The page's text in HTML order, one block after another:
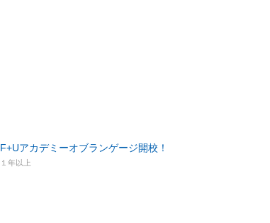
F+Uアカデミーオブランゲージ開校！
１年以上